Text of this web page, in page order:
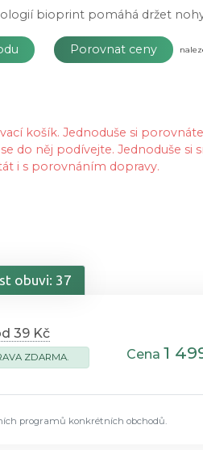
bioprint pomáhá držet
Porovnat ceny
košík. Jednoduše si
do něj podívejte. Jednoduše si
i s porovnáním dopravy.
obuvi: 37
39 Kč
ZDARMA. Cena 1
programů konkrétních obchodů.